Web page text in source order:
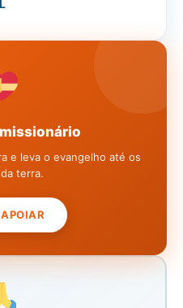
e leva o evangelho até os
terra.